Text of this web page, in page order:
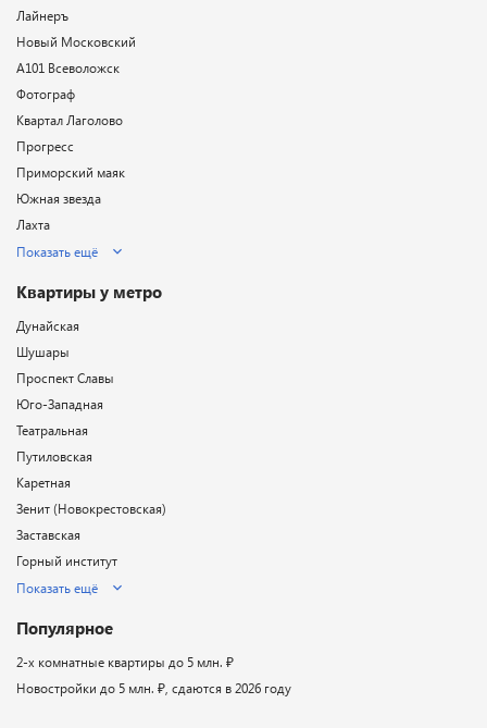
Лайнеръ
Новый Московский
А101 Всеволожск
Фотограф
Квартал Лаголово
Прогресс
Приморский маяк
Южная звезда
Лахта
Показать ещё
Квартиры у метро
Дунайская
Шушары
Проспект Славы
Юго-Западная
Театральная
Путиловская
Каретная
Зенит (Новокрестовская)
Заставская
Горный институт
Показать ещё
Популярное
2-х комнатные квартиры до 5 млн. ₽
Новостройки до 5 млн. ₽, сдаются в 2026 году